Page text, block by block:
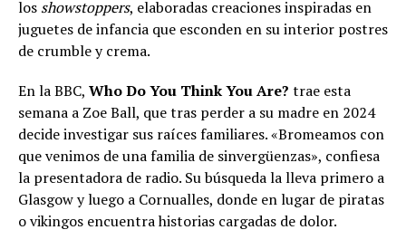
los showstoppers, elaboradas creaciones inspiradas en
juguetes de infancia que esconden en su interior postres
de crumble y crema.
En la BBC, Who Do You Think You Are? trae esta
semana a Zoe Ball, que tras perder a su madre en 2024
decide investigar sus raíces familiares. «Bromeamos con
que venimos de una familia de sinvergüenzas», confiesa
la presentadora de radio. Su búsqueda la lleva primero a
Glasgow y luego a Cornualles, donde en lugar de piratas
o vikingos encuentra historias cargadas de dolor.